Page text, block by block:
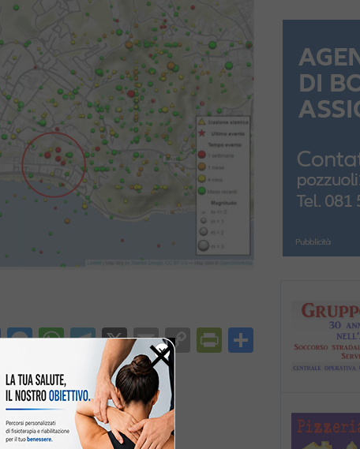
Facebook
Messenger
WhatsApp
Telegram
X EmailCopyPrintFriendly
Condividi
×